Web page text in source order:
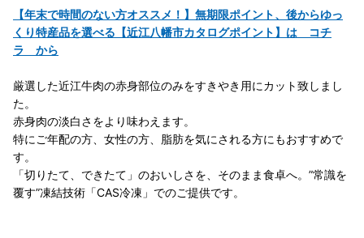
【年末で時間のない方オススメ！】無期限ポイント、後からゆっ
くり特産品を選べる【近江八幡市カタログポイント】は コチ
ラ から
厳選した近江牛肉の赤身部位のみをすきやき用にカット致しまし
た。
赤身肉の淡白さをより味わえます。
特にご年配の方、女性の方、脂肪を気にされる方にもおすすめで
す。
「切りたて、できたて」のおいしさを、そのまま食卓へ。”常識を
覆す”凍結技術「CAS冷凍」でのご提供です。